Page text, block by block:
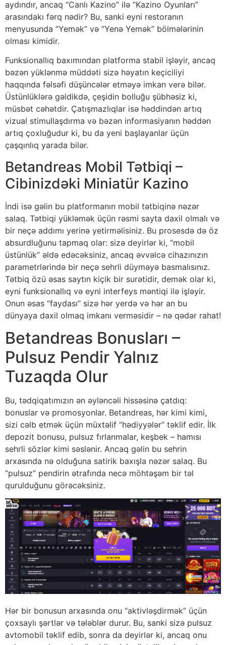
aydındır, ancaq “Canlı Kazino” ilə “Kazino Oyunları”
arasındakı fərq nədir? Bu, sanki eyni restoranın
menyusunda “Yemək” və “Yenə Yemək” bölmələrinin
olması kimidir.
Funksionallıq baxımından platforma stabil işləyir, ancaq
bəzən yüklənmə müddəti sizə həyatın keçiciliyi
haqqında fəlsəfi düşüncələr etməyə imkan verə bilər.
Üstünlüklərə gəldikdə, çeşidin bolluğu şübhəsiz ki,
müsbət cəhətdir. Çatışmazlıqlar isə həddindən artıq
vizual stimullaşdırma və bəzən informasiyanın həddən
artıq çoxluğudur ki, bu da yeni başlayanlar üçün
çaşqınlıq yarada bilər.
Betandreas Mobil Tətbiqi –
Cibinizdəki Miniatür Kazino
İndi isə gəlin bu platformanın mobil tətbiqinə nəzər
salaq. Tətbiqi yükləmək üçün rəsmi sayta daxil olmalı və
bir neçə addımı yerinə yetirməlisiniz. Bu prosesdə də öz
absurdluğunu tapmaq olar: sizə deyirlər ki, “mobil
üstünlük” əldə edəcəksiniz, ancaq əvvəlcə cihazınızın
parametrlərində bir neçə sehrli düyməyə basmalısınız.
Tətbiq özü əsas saytın kiçik bir surətidir, demək olar ki,
eyni funksionallıq və eyni interfeys məntiqi ilə işləyir.
Onun əsas “faydası” sizə hər yerdə və hər an bu
dünyaya daxil olmaq imkanı verməsidir – nə qədər rahat!
Betandreas Bonusları –
Pulsuz Pendir Yalnız
Tuzaqda Olur
Bu, tədqiqatımızın ən əyləncəli hissəsinə çatdıq:
bonuslar və promosyonlar. Betandreas, hər kimi kimi,
sizi cəlb etmək üçün müxtəlif “hədiyyələr” təklif edir. İlk
depozit bonusu, pulsuz fırlanmalar, keşbek – hamısı
sehrli sözlər kimi səslənir. Ancaq gəlin bu sehrin
arxasında nə olduğuna satirik baxışla nəzər salaq. Bu
“pulsuz” pendirin ətrafında necə möhtəşəm bir təl
qurulduğunu görəcəksiniz.
Hər bir bonusun arxasında onu “aktivləşdirmək” üçün
çoxsaylı şərtlər və tələblər durur. Bu, sanki sizə pulsuz
avtomobil təklif edib, sonra da deyirlər ki, ancaq onu